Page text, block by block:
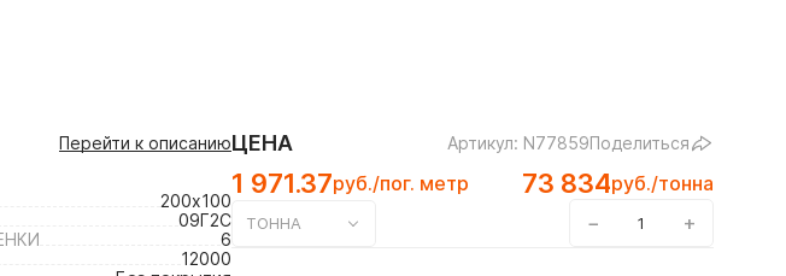
Перейти к описанию
200х100
09Г2С
6
12000
ЦЕНА Артикул: N77859Поделиться
1 971.37руб./пог. метр 73 834руб./тонна
ТОННА − +